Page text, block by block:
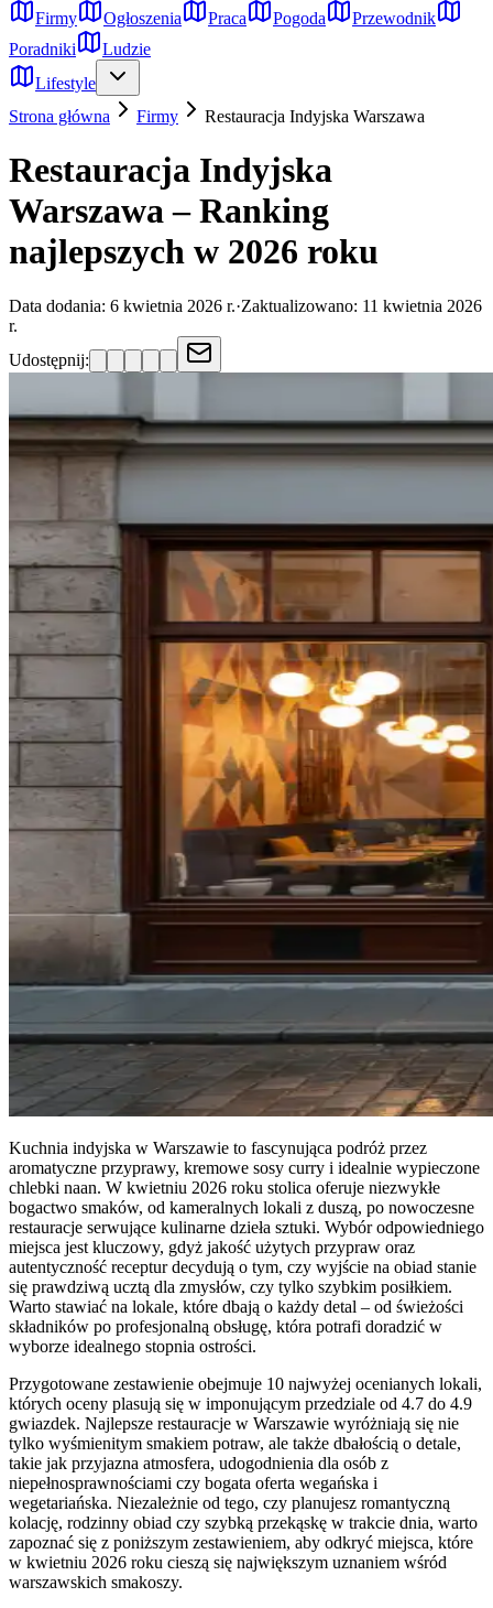
Firmy Ogłoszenia Praca Pogoda
Przewodnik
Poradniki
Ludzie
Lifestyle
Strona główna
Firmy Restauracja Indyjska Warszawa
Restauracja Indyjska
Warszawa – Ranking
najlepszych w 2026 roku
Data dodania: 6 kwietnia 2026 r.·Zaktualizowano: 11 kwietnia 2026
r.
Udostępnij:
Kuchnia indyjska w Warszawie to fascynująca podróż przez
aromatyczne przyprawy, kremowe sosy curry i idealnie wypieczone
chlebki naan. W kwietniu 2026 roku stolica oferuje niezwykłe
bogactwo smaków, od kameralnych lokali z duszą, po nowoczesne
restauracje serwujące kulinarne dzieła sztuki. Wybór odpowiedniego
miejsca jest kluczowy, gdyż jakość użytych przypraw oraz
autentyczność receptur decydują o tym, czy wyjście na obiad stanie
się prawdziwą ucztą dla zmysłów, czy tylko szybkim posiłkiem.
Warto stawiać na lokale, które dbają o każdy detal – od świeżości
składników po profesjonalną obsługę, która potrafi doradzić w
wyborze idealnego stopnia ostrości.
Przygotowane zestawienie obejmuje 10 najwyżej ocenianych lokali,
których oceny plasują się w imponującym przedziale od 4.7 do 4.9
gwiazdek. Najlepsze restauracje w Warszawie wyróżniają się nie
tylko wyśmienitym smakiem potraw, ale także dbałością o detale,
takie jak przyjazna atmosfera, udogodnienia dla osób z
niepełnosprawnościami czy bogata oferta wegańska i
wegetariańska. Niezależnie od tego, czy planujesz romantyczną
kolację, rodzinny obiad czy szybką przekąskę w trakcie dnia, warto
zapoznać się z poniższym zestawieniem, aby odkryć miejsca, które
w kwietniu 2026 roku cieszą się największym uznaniem wśród
warszawskich smakoszy.